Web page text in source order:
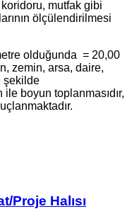
mutfak gibi
ölçülendirilmesi
olduğunda = 20,00
zemin, arsa, daire,
şekilde
boyun toplanmasıdır,
Proje Halısı